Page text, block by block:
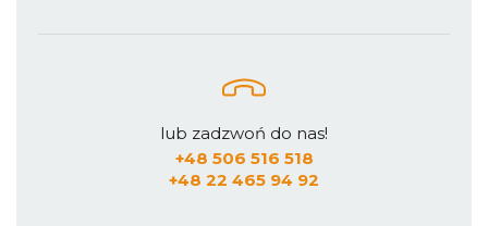
lub zadzwoń do nas!
+48 506 516 518
+48 22 465 94 92